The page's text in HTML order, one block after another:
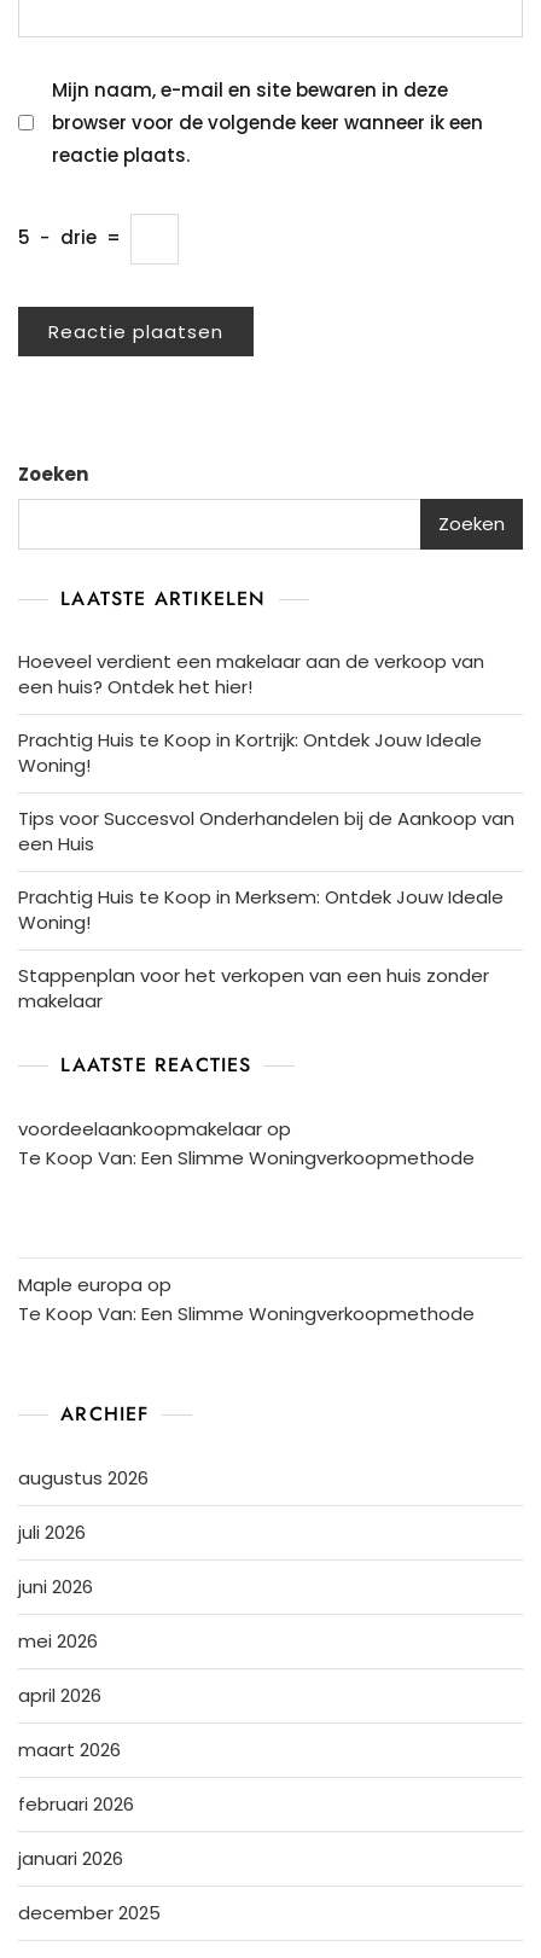
Mijn naam, e-mail en site bewaren in deze
browser voor de volgende keer wanneer ik een
reactie plaats.
5 − drie =
Zoeken
Zoeken
LAATSTE ARTIKELEN
Hoeveel verdient een makelaar aan de verkoop van
een huis? Ontdek het hier!
Prachtig Huis te Koop in Kortrijk: Ontdek Jouw Ideale
Woning!
Tips voor Succesvol Onderhandelen bij de Aankoop van
een Huis
Prachtig Huis te Koop in Merksem: Ontdek Jouw Ideale
Woning!
Stappenplan voor het verkopen van een huis zonder
makelaar
LAATSTE REACTIES
voordeelaankoopmakelaarop
Te Koop Van: Een Slimme Woningverkoopmethode
Maple europa op
Te Koop Van: Een Slimme Woningverkoopmethode
ARCHIEF
augustus 2026
juli 2026
juni 2026
mei 2026
april 2026
maart 2026
februari 2026
januari 2026
december 2025